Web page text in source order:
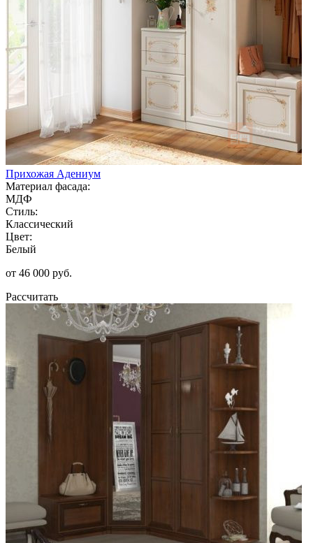
Прихожая Адениум
Материал фасада:
МДФ
Стиль:
Классический
Цвет:
Белый
от 46 000 руб.
Рассчитать